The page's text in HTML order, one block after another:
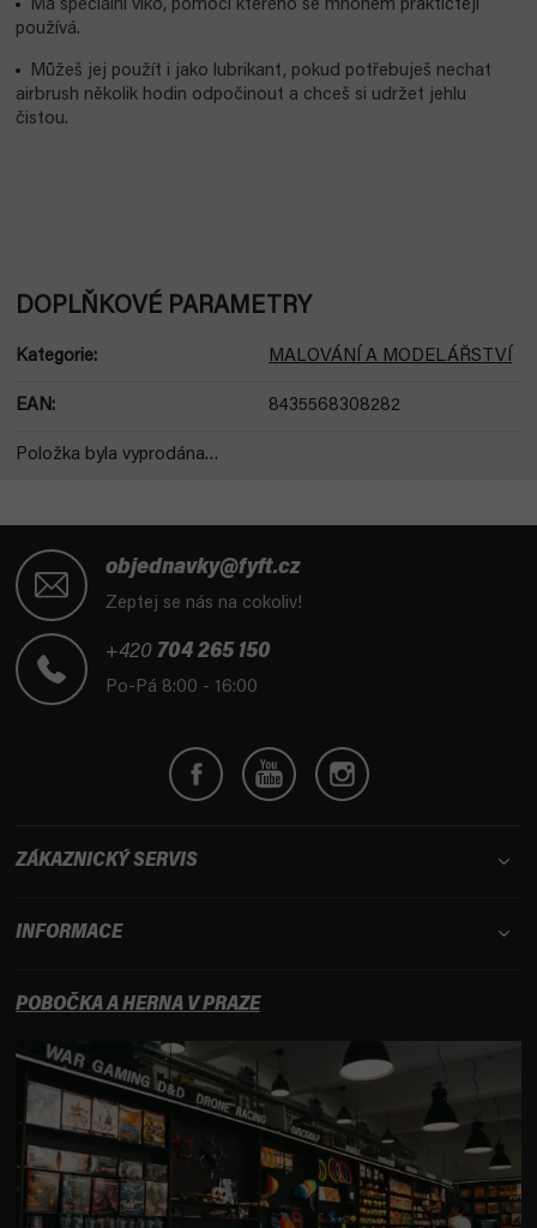
Má speciální víko, pomocí kterého se mnohem praktičtěji
používá.
Můžeš jej použít i jako lubrikant, pokud potřebuješ nechat
airbrush několik hodin odpočinout a chceš si udržet jehlu
čistou.
DOPLŇKOVÉ PARAMETRY
Kategorie: MALOVÁNÍ A MODELÁŘSTVÍ
EAN: 8435568308282
Položka byla vyprodána…
objednavky@fyft.cz
Zeptej se nás na cokoliv!
+420 704 265 150
Po-Pá 8:00 - 16:00
ZÁKAZNICKÝ SERVIS
INFORMACE
POBOČKA A HERNA V PRAZE